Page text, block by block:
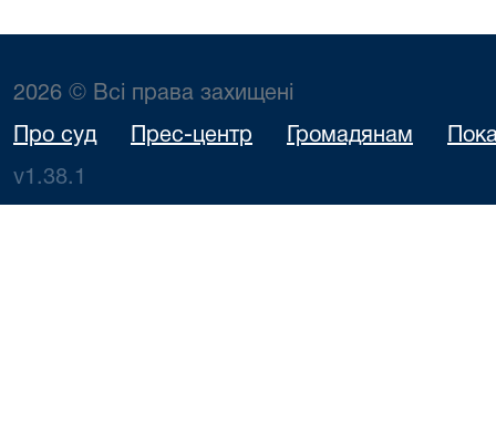
2026 © Всі права захищені
Про суд Прес-центр Громадянам
v1.38.1